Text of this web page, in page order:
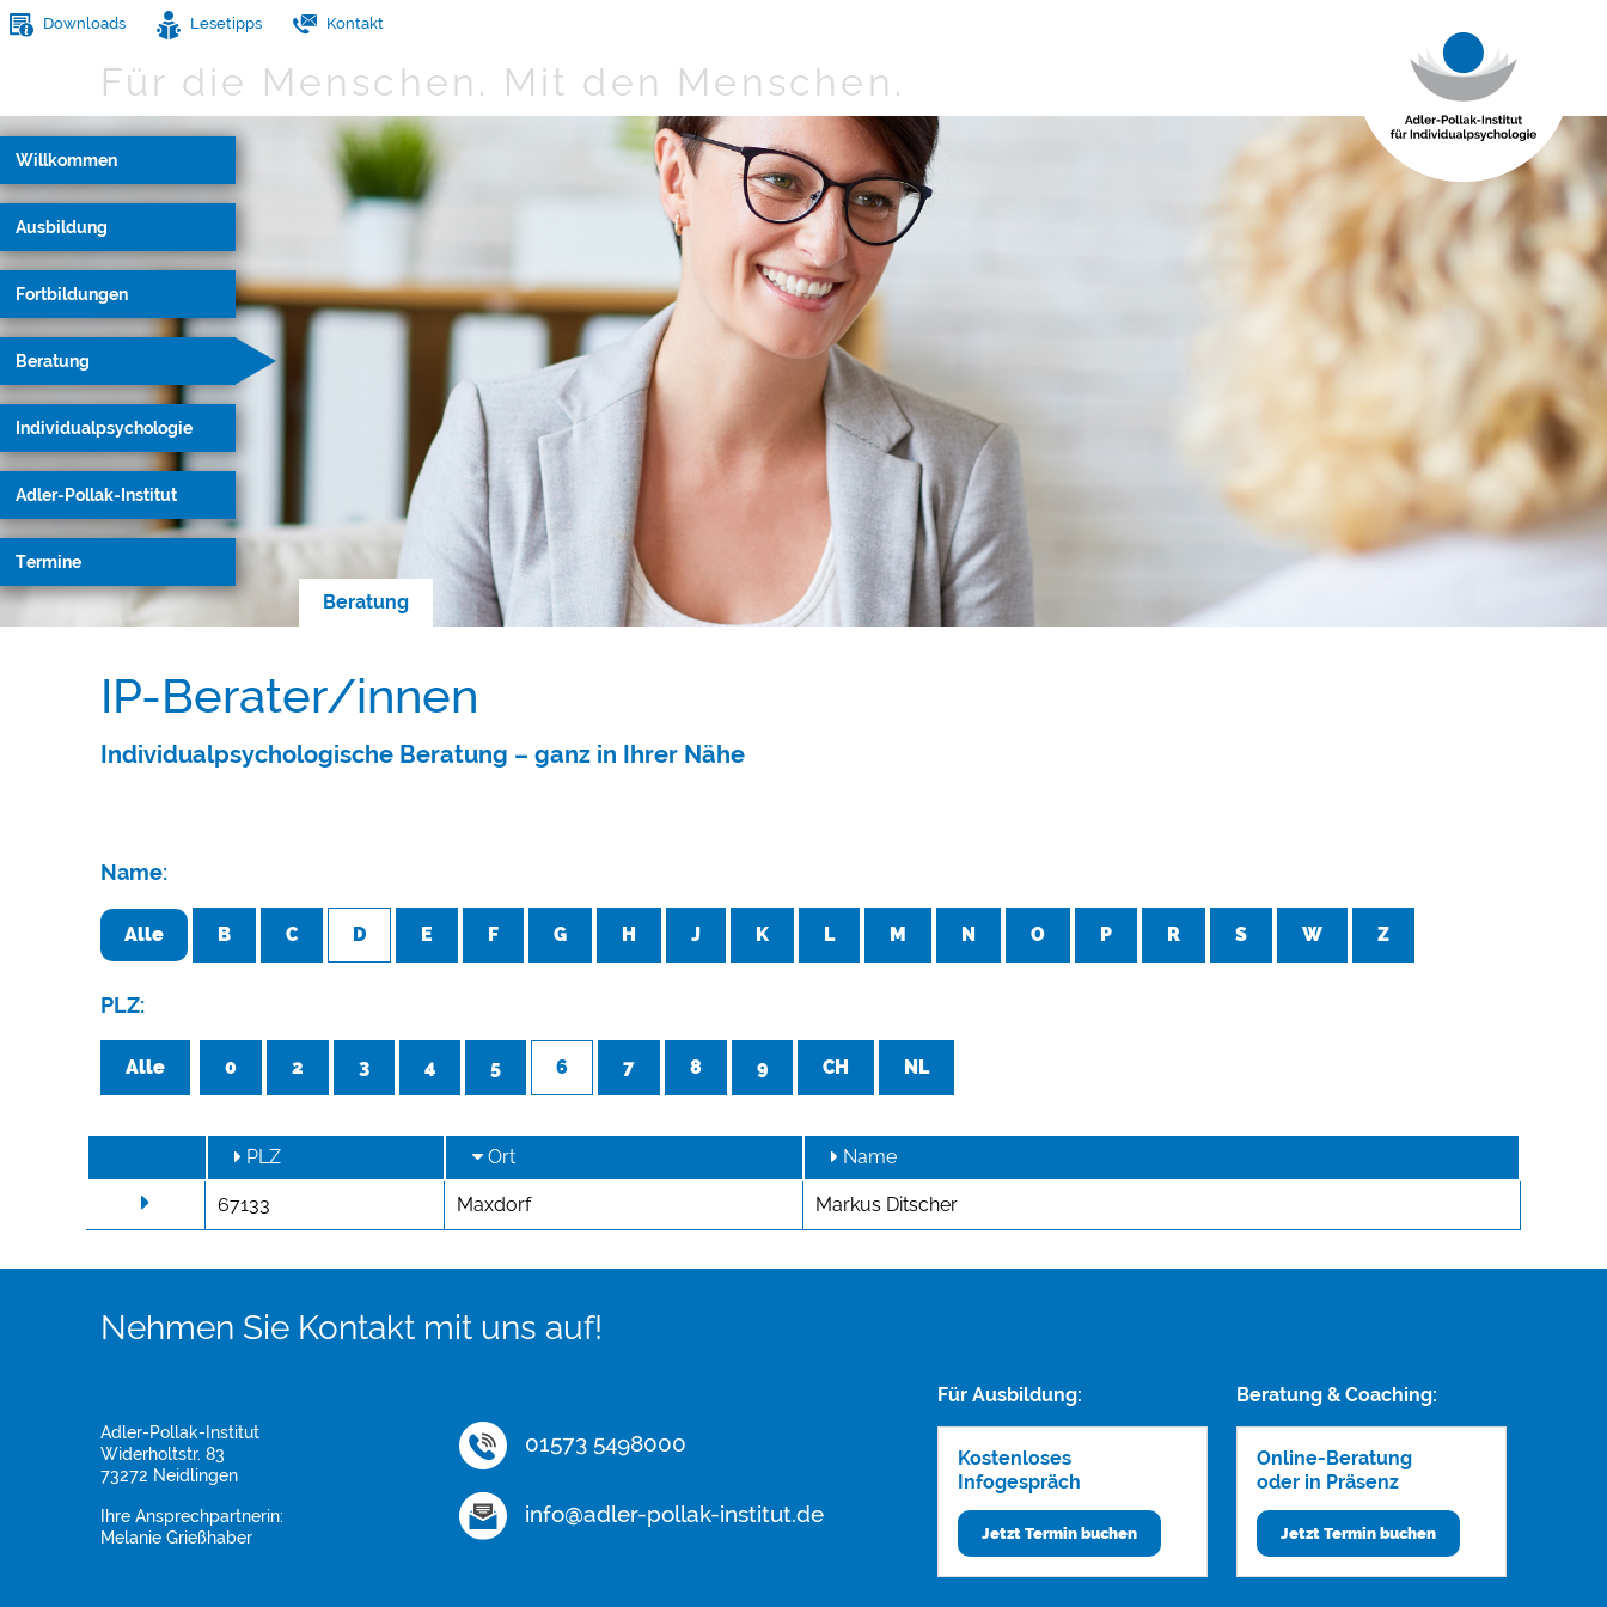
Downloads Lesetipps Kontakt
Für die Menschen. Mit den Menschen.
Willkommen
Ausbildung
Fortbildungen
Beratung
Individualpsychologie
Adler-Pollak-Institut
Termine
Beratung
IP-Berater/innen
Individualpsychologische Beratung – ganz in Ihrer Nähe
Name:
Alle B C D E F G H J K L M N O P R S W Z
PLZ:
Alle 0 2 3 4 5 6 7 8 9 CH NL
PLZ Ort Name
67133 Maxdorf Markus Ditscher
Nehmen Sie Kontakt mit uns auf!
Adler-Pollak-Institut
Widerholtstr. 83
73272 Neidlingen
Ihre Ansprechpartnerin:
Melanie Grießhaber
01573 5498000
info@adler-pollak-institut.de
Für Ausbildung:
Kostenloses
Infogespräch
Jetzt Termin buchen
Beratung & Coaching:
Online-Beratung
oder in Präsenz
Jetzt Termin buchen